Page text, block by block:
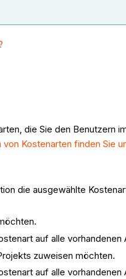
die Sie den Benutzern
von Kostenarten finden Sie
die ausgewählte
auf alle
zuweisen möchten.
auf alle